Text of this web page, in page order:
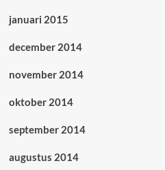
januari 2015
december 2014
november 2014
oktober 2014
september 2014
augustus 2014